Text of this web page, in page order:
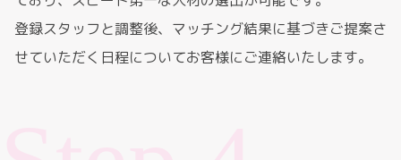
登録スタッフと調整後、マッチング結果に基づきご提案さ
せていただく日程についてお客様にご連絡いたします。